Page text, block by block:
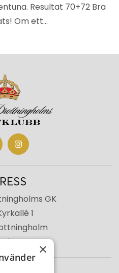
Resultat 70+72 Bra
Om ett…
GK
1
×